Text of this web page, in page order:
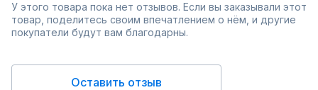
У этого товара пока нет отзывов. Если вы заказывали этот
товар, поделитесь своим впечатлением о нём, и другие
покупатели будут вам благодарны.
Оставить отзыв